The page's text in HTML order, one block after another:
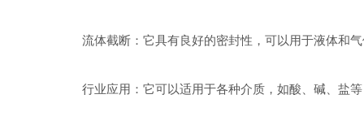
流体截断：它具有良好的密封性，可以用于液体和气
行业应用：它可以适用于各种介质，如酸、碱、盐等